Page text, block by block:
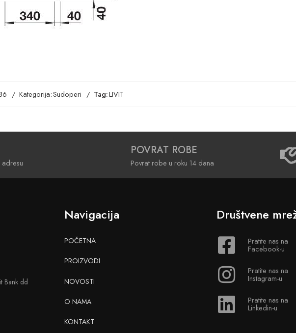
Kategorija:Sudoperi Tag:LIVIT
adresu
POVRAT ROBE
Povrat robe u roku 14 dana
Bank dd
Navigacija
POČETNA
PROIZVODI
NOVOSTI
O NAMA
KONTAKT
Društvene
Pratite nas na
Facebook-u
Pratite nas na
Instagram-u
Pratite nas na
Linkedin-u